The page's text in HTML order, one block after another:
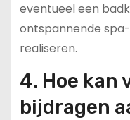
eventueel een
ontspannende
realiseren.
4. Hoe kan
bijdragen